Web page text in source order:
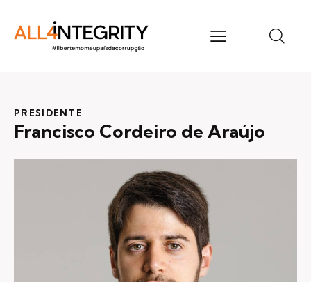
PRESIDENTE
Francisco Cordeiro de Araújo